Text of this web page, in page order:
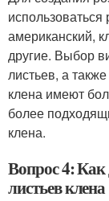
американский,
другие. Выбор
листьев, а
клена имеют
более
клена.
Вопрос 4: Как
листьев клена